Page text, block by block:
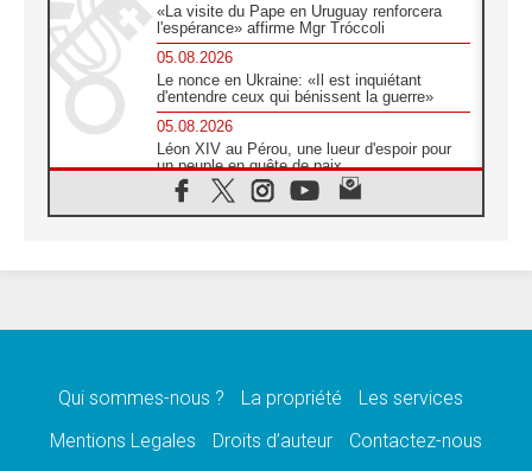
«La visite du Pape en Uruguay renforcera
l'espérance» affirme Mgr Tróccoli
05.08.2026
Le nonce en Ukraine: «Il est inquiétant
d'entendre ceux qui bénissent la guerre»
05.08.2026
Léon XIV au Pérou, une lueur d'espoir pour
un peuple en quête de paix
05.08.2026
SCEAM: L'Église en Afrique vers
en Argentine et au Pérou
Audience générale: la prière est un acte
Qui sommes-nous ? La propriété
Les services
Mentions Legales
Droits d’auteur Contactez-nous